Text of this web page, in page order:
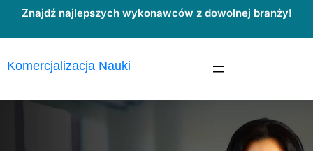
Przejdź
treści
Znajdź najlepszych wykonawców z dowolnej branży!
Komercjalizacja Nauki